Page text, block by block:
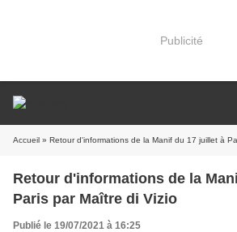
Publicité
Accueil » Retour d'informations de la Manif du 17 juillet à
Retour d'informations de la
Paris par Maître di Vizio
Publié le 19/07/2021 à 16:25